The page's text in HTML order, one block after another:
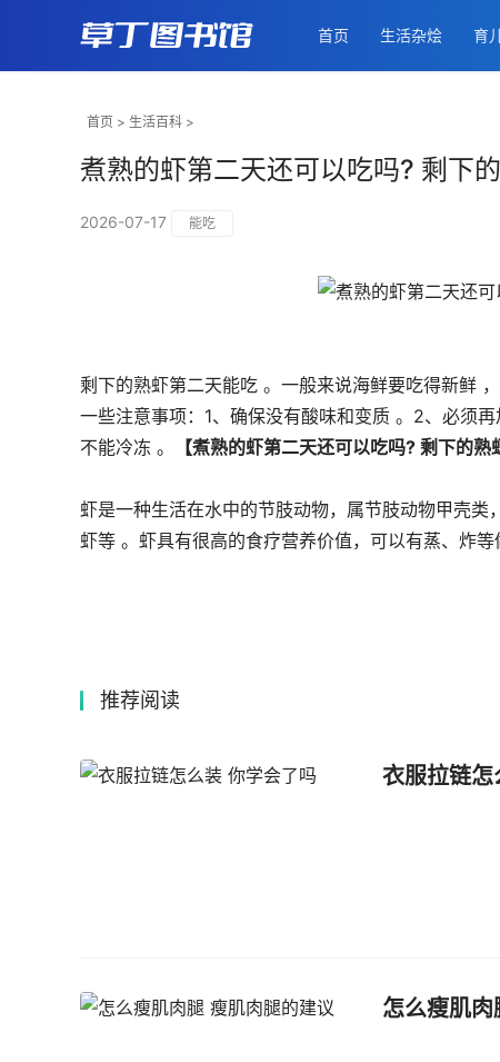
首页 生活杂烩 育
首页 > 生活百科 >
煮熟的虾第二天还可以吃吗? 剩下
2026-07-17 能吃
剩下的熟虾第二天能吃 。一般来说海鲜要吃得新鲜
一些注意事项：1、确保没有酸味和变质 。2、必须
不能冷冻 。
【煮熟的虾第二天还可以吃吗? 剩下的熟
虾是一种生活在水中的节肢动物，属节肢动物甲壳
虾等 。虾具有很高的食疗营养价值，可以有蒸、炸等
推荐阅读
衣服拉链
怎么瘦肌